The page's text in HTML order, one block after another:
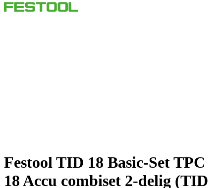
Festool TID 18 Basic-Set TPC
18 Accu combiset 2-delig (TID